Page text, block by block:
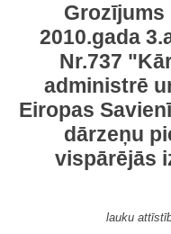
2010.gada
Nr.737
administrē
Eiropas
dārzeņu
vispārējās
lauku